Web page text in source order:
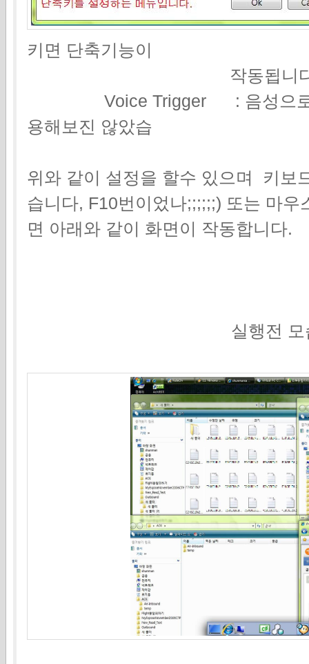
키면 단축기능이
작동됩니
Voice Trigger : 음성으로 단
용해보진 않았습
위와 같이 설정을 할수 있으며 키보
습니다, F10번이었나;;;;;;) 또는 마
면 아래와 같이 화면이 작동합니다.
실행전